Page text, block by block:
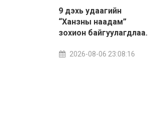
9 дэхь удаагийн
“Ханзны наадам”
зохион байгуулагдлаа.
2026-08-06 23:08:16